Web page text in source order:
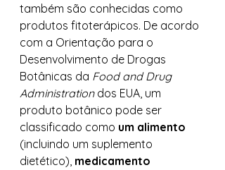
também são conhecidas como
produtos fitoterápicos. De acordo
com a Orientação para o
Desenvolvimento de Drogas
Botânicas da Food and Drug
Administration dos EUA, um
produto botânico pode ser
classificado como um alimento
(incluindo um suplemento
dietético), medicamento